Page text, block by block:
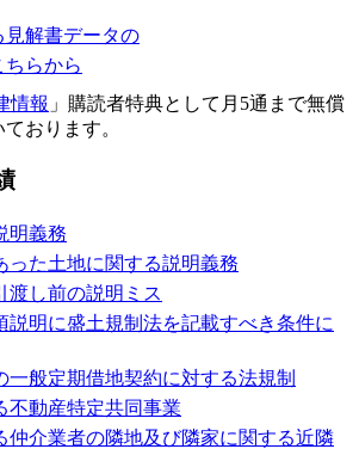
解書データの
ちらから
情報 」購読者特典として月5通まで無償
おります。
明義務
った土地に関する説明義務
渡し前の説明ミス
説明に盛土規制法を記載すべき条件に
一般定期借地契約に対する法規制
不動産特定共同事業
仲介業者の隣地及び隣家に関する近隣